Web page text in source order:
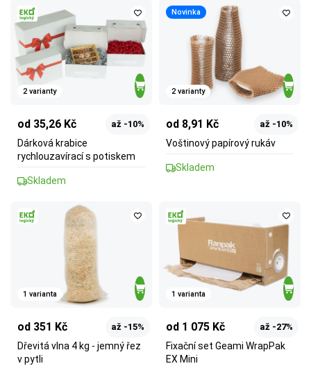
2 varianty
od 35,26 Kč až -10%
Dárková krabice
rychlouzavírací s potiskem
Skladem
Novinka
2 varianty
od 8,91 Kč až -10%
Voštinový papírový rukáv
Skladem
1 varianta
od 351 Kč až -15%
Dřevitá vlna 4 kg - jemný řez
v pytli
1 varianta
od 1 075 Kč až -27%
Fixační set Geami WrapPak
EX Mini